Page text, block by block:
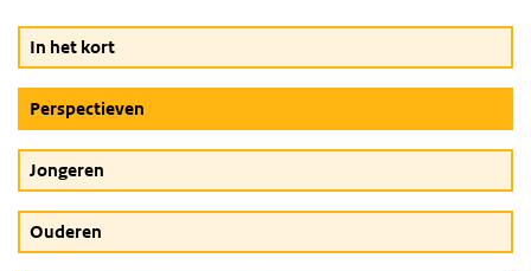
In het kort
Perspectieven
Jongeren
Ouderen